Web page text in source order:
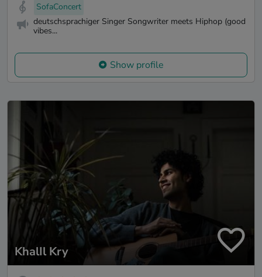
SofaConcert
deutschsprachiger Singer Songwriter meets Hiphop (good
vibes...
Show profile
KhalIl Kry